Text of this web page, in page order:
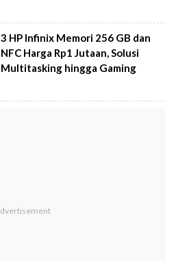
3 HP Infinix Memori 256 GB dan
NFC Harga Rp1 Jutaan, Solusi
Multitasking hingga Gaming